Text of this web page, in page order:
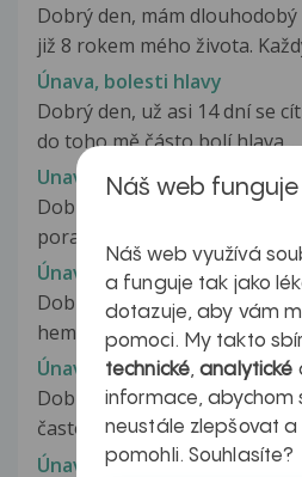
Dobrý den, mám
již 8 rokem mého života.
Únava, bolesti hlavy
Dobrý den, už asi 14 dní se
do toho mě částo bolí hlava...
Unava, bolesti hlavy, nocni
Dobry den, me telo se
poradte, co delat. Trapi me...
Únava, bolesti hlavy, závratě
Dobrý den,jsem od prosince
hematologii z důvodu náhlé
Únava, bolesti hlavy, žaludek
Dobrý den, chtěla jsem se
častou únovou a silnými
Únava, bolesti kloubů, lipomy
Náš web
Náš web využívá
a funguje tak jako
dotazuje, aby vám
pomoci. My takto
technické,analytické
informace, abychom
neustále zlepšovat
pomohli. Souhlasíte?